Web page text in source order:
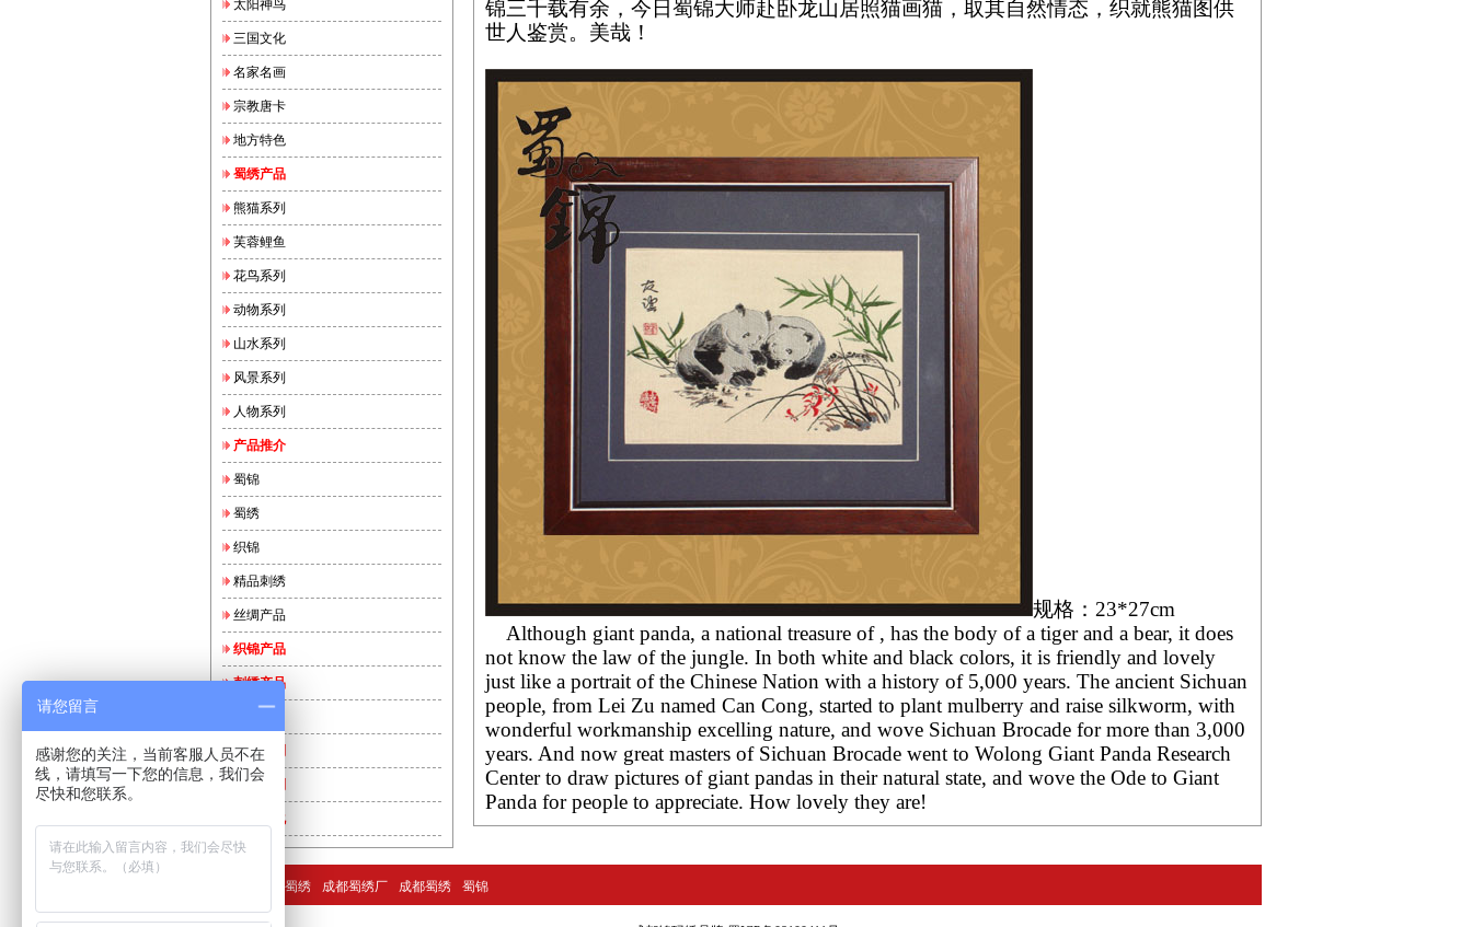
太阳神鸟
三国文化
名家名画
宗教唐卡
地方特色
蜀绣产品
熊猫系列
芙蓉鲤鱼
花鸟系列
动物系列
山水系列
风景系列
人物系列
产品推介
蜀锦
蜀绣
织锦
精品刺绣
丝绸产品
织锦产品
刺绣产品
套装系列
收藏系列
丝绸文化
锦三千载有余，今日蜀锦大师赴卧龙山居照猫画猫，取其自然情态，织就熊猫图供
世人鉴赏。美哉！
规格：23*27cm
Although giant panda, a national treasure of , has the body of a tiger and a bear, it does
not know the law of the jungle. In both white and black colors, it is friendly and lovely
just like a portrait of the Chinese Nation with a history of 5,000 years. The ancient Sichuan
people, from Lei Zu named Can Cong, started to plant mulberry and raise silkworm, with
wonderful workmanship excelling nature, and wove Sichuan Brocade for more than 3,000
years. And now great masters of Sichuan Brocade went to Wolong Giant Panda Research
Center to draw pictures of giant pandas in their natural state, and wove the Ode to Giant
Panda for people to appreciate. How lovely they are!
蜀绣 成都蜀绣厂 成都蜀绣 蜀锦
请您留言
感谢您的关注，当前客服人员不在
线，请填写一下您的信息，我们会
尽快和您联系。